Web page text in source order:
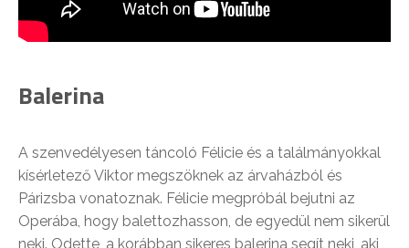
Balerina
A szenvedélyesen táncoló Félicie és a találmányokkal
kísérletező Viktor megszöknek az árvaházból és
Párizsba vonatoznak. Félicie megpróbál bejutni az
Operába, hogy balettozhasson, de egyedül nem sikerül
neki. Odette, a korábban sikeres balerina segít neki, aki